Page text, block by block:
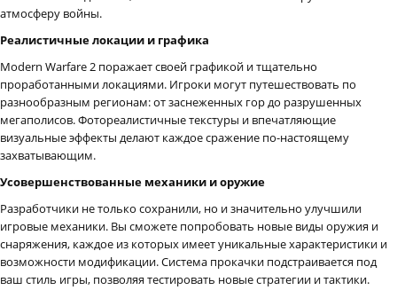
атмосферу войны.
Реалистичные локации и графика
Modern Warfare 2 поражает своей графикой и тщательно
проработанными локациями. Игроки могут путешествовать по
разнообразным регионам: от заснеженных гор до разрушенных
мегаполисов. Фотореалистичные текстуры и впечатляющие
визуальные эффекты делают каждое сражение по-настоящему
захватывающим.
Усовершенствованные механики и оружие
Разработчики не только сохранили, но и значительно улучшили
игровые механики. Вы сможете попробовать новые виды оружия и
снаряжения, каждое из которых имеет уникальные характеристики и
возможности модификации. Система прокачки подстраивается под
ваш стиль игры, позволяя тестировать новые стратегии и тактики.